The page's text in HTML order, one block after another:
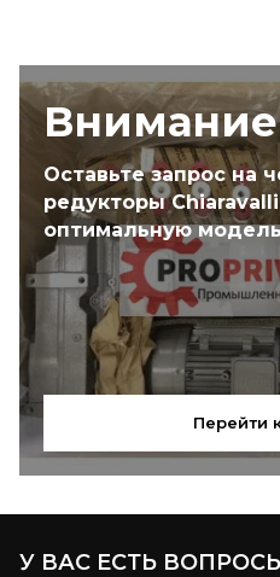
Оставьте запрос на
редукторы
оптимальную
Перейти
У ВАС ЕСТЬ